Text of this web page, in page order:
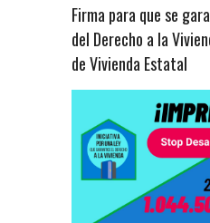
Firma para que se
del Derecho a la
de Vivienda Estatal